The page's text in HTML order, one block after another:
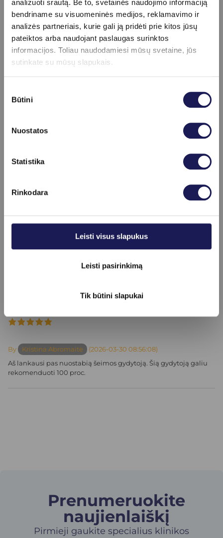
analizuoti srautą. Be to, svetainės naudojimo informaciją
bendriname su visuomeninės medijos, reklamavimo ir
analizės partneriais, kurie gali ją pridėti prie kitos jūsų
pateiktos arba naudojant paslaugas surinktos
informacijos. Toliau naudodamiesi mūsų svetaine, jūs
sutinkate su mūsų slapukais.
pasirinkimas
Būtini
Nuostatos
Statistika
Rinkodara
Leisti visus slapukus
Leisti pasirinkimą
Tik būtini slapukai
2024 m. – „InMedica“ šeimos gydytoja;
2011-2024 m. – UAB „ARS Medica“ šeimos
gydytoja;
2011-2021 m. – LSMUL KK Kraujo Centras šeimos
gydytoja;
Narystės organizacijose
Nuo 2020 m. LGS narė.
Licencija
79.00
€
Konsultacijos
By Kristina Abromaitė
(2026-03-30 08:56:08)
Aš lankausi pas nuostabią šeimos gydytoją. Šią gydytoją galiu
rekomenduoti 100 proc.
Prenumeruokite
naujienlaiškį​
Pirmieji gaukite specialius klinikos